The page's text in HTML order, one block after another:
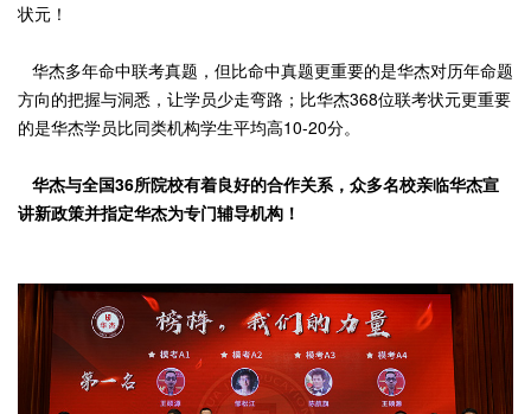
状元！
华杰多年命中联考真题，但比命中真题更重要的是华杰对历年命题
方向的把握与洞悉，让学员少走弯路；比华杰368位联考状元更重要
的是华杰学员比同类机构学生平均高10-20分。
华杰与全国36所院校有着良好的合作关系，众多名校亲临华杰宣
讲新政策并指定华杰为专门辅导机构！